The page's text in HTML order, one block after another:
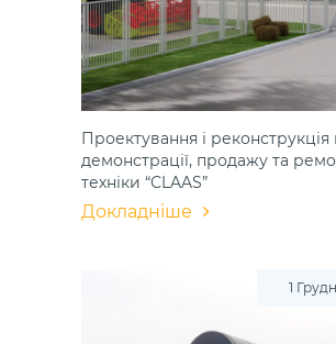
Проектування і
демонстрації, продажу та
техніки “СLAAS”
Докладніше
1